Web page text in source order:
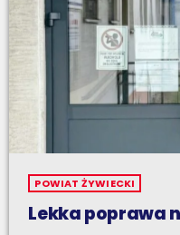
POWIAT ŻYWIECKI
Lekka poprawa